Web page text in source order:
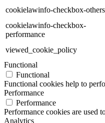
cookielawinfo-checkbox-others
cookielawinfo-checkbox-
performance
viewed_cookie_policy
Functional
Functional
Functional cookies help to
Performance
Performance
Performance cookies are used
Analytics